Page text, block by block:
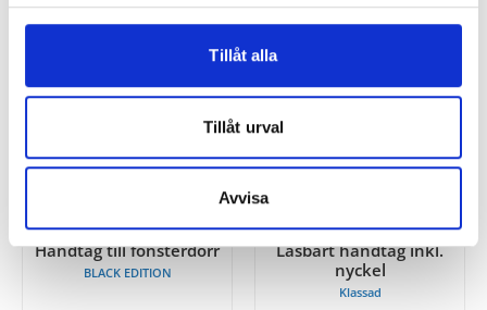
Tillåt alla
Tillåt urval
Avvisa
Handtag till fönsterdörr
BLACK EDITION
Låsbart handtag inkl.
nyckel
Klassad